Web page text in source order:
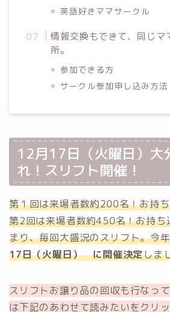
英語好きママサークル
情報交換もできて、同じマ
所。
参加できる方
サークル参加申し込み方法
12月17日（火曜日）大
れ！スリフト開催！
第１回は来場者数約200名！お持
第2回は来場者数約450名！お持
まり、毎回大盛況のスリフト。今
17日（火曜日） に開催決定しま
スリフトお譲り品の回収も行なっ
は下記のあわせて読みたいをクリ